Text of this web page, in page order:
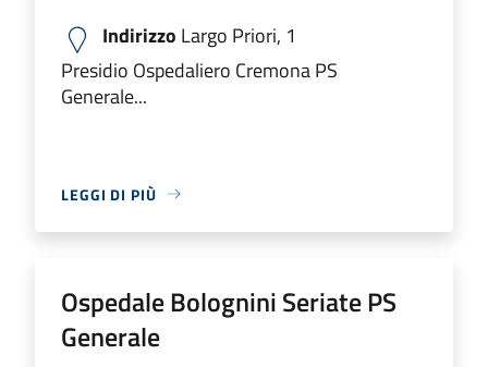
Indirizzo Largo Priori, 1
Presidio Ospedaliero Cremona PS
Generale...
LEGGI DI PIÙ
Ospedale Bolognini Seriate PS
Generale